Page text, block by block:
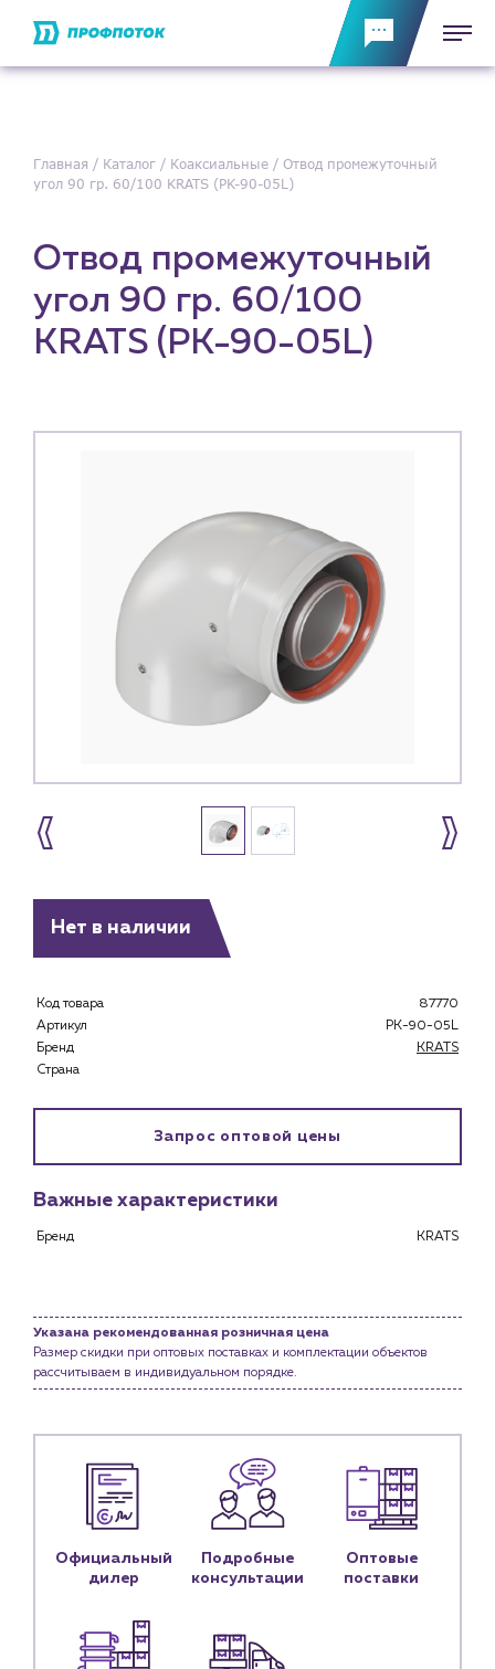
Каталог
О компании
История компании
Водоснабжение и теплоснабжение
Блог
Личный кабинет
Контакты
Контактные данные
Наши партнёры
+7 (918) 070-19-79
Главная Каталог Коаксиальные
Отвод промежуточный
угол 90 гр. 60/100 KRATS (PK-90-05L)
Отвод промежуточный
угол 90 гр. 60/100
KRATS (PK-90-05L)
Нет в наличии
Код товара
87770
Артикул
PK-90-05L
Бренд
KRATS
Страна
Запрос оптовой цены
Важные характеристики
Бренд KRATS
Указана рекомендованная розничная цена
Размер скидки при оптовых поставках и комплектации объектов
рассчитываем в индивидуальном порядке.
Официальный
дилер
Подробные
консультации
Оптовые
поставки